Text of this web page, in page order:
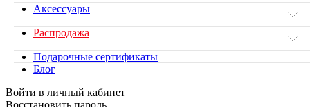
Аксессуары
Распродажа
Подарочные сертификаты
Блог
Войти в личный кабинет
Восстановить пароль